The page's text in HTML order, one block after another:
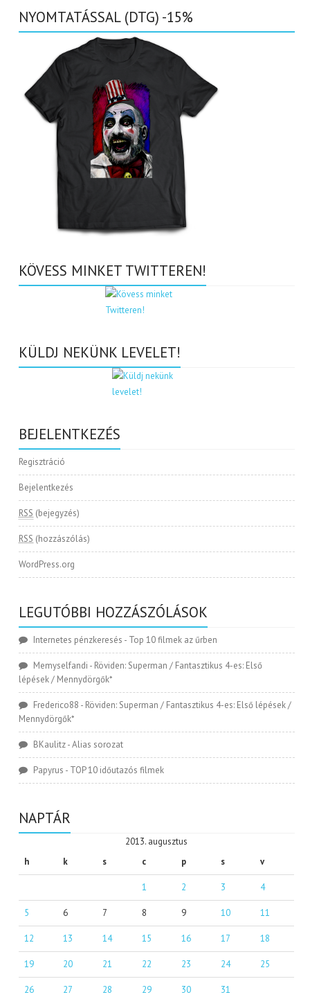
NYOMTATÁSSAL (DTG) -15%
KÖVESS MINKET TWITTEREN!
KÜLDJ NEKÜNK LEVELET!
BEJELENTKEZÉS
Regisztráció
Bejelentkezés
RSS (bejegyzés)
RSS (hozzászólás)
WordPress.org
LEGUTÓBBI HOZZÁSZÓLÁSOK
Internetes pénzkeresés - Top 10 filmek az űrben
Memyselfandi - Röviden: Superman / Fantasztikus 4-es: Első
lépések / Mennydörgők*
Frederico88 - Röviden: Superman / Fantasztikus 4-es: Első lépések /
Mennydörgők*
BKaulitz-Alias sorozat
Papyrus - TOP 10 időutazós filmek
NAPTÁR
2013. augusztus
h
k s c p s v
1 2 3 4
5 6 7 8 9 10 11
12 13 14 15 16 17 18
19 20 21 22 23 24 25
26 27 28 29 30 31